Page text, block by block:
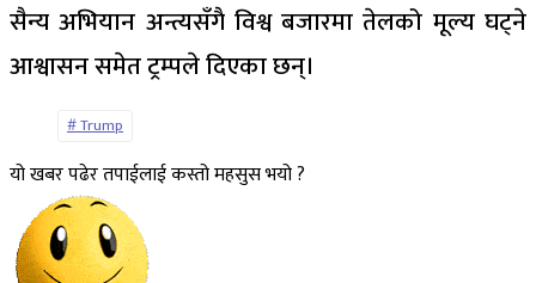
सैन्य अभियान अन्त्यसँगै विश्व बजारमा तेलको मूल्य घट्ने
आश्वासन समेत ट्रम्पले दिएका छन्।
Trump
यो खबर पढेर तपाईलाई कस्तो महसुस भयो ?